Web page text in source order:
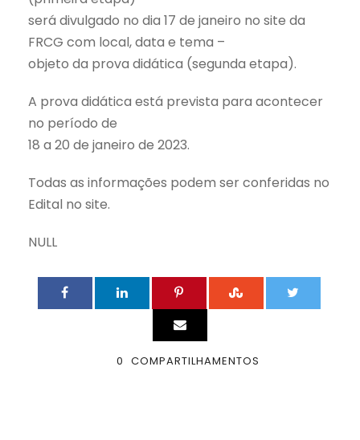
será divulgado no dia 17 de janeiro no site da
FRCG com local, data e tema –
objeto da prova didática (segunda etapa).
A prova didática está prevista para acontecer
no período de
18 a 20 de janeiro de 2023.
Todas as informações podem ser conferidas no
Edital no site.
NULL
0 COMPARTILHAMENTOS